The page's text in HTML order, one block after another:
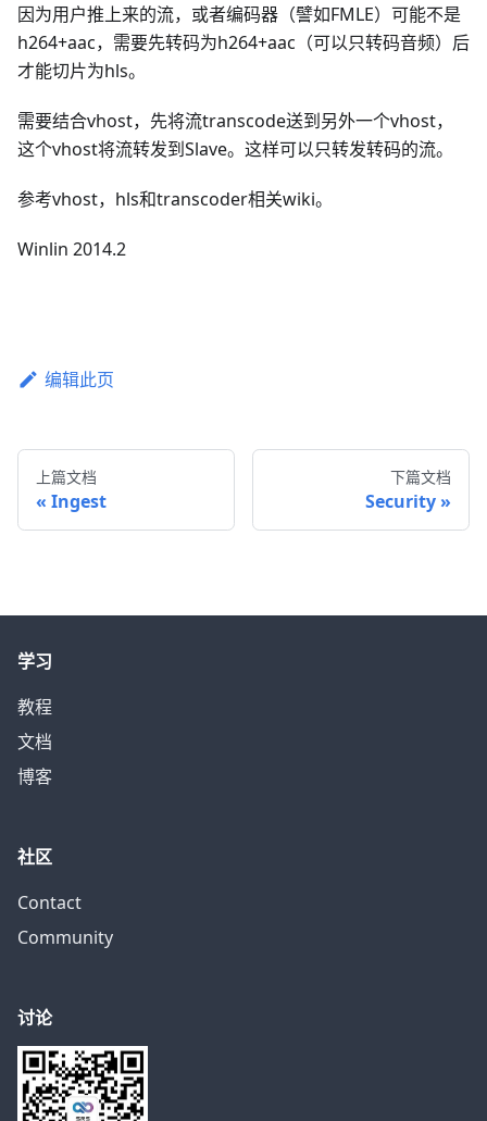
因为用户推上来的流，或者编码器（譬如FMLE）可能不是
h264+aac，需要先转码为h264+aac（可以只转码音频）后
才能切片为hls。
需要结合vhost，先将流transcode送到另外一个vhost，
这个vhost将流转发到Slave。这样可以只转发转码的流。
参考vhost，hls和transcoder相关wiki。
Winlin 2014.2
编辑此页
上篇文档
Ingest
下篇文档
Security
学习
教程
文档
博客
社区
Contact
Community
讨论